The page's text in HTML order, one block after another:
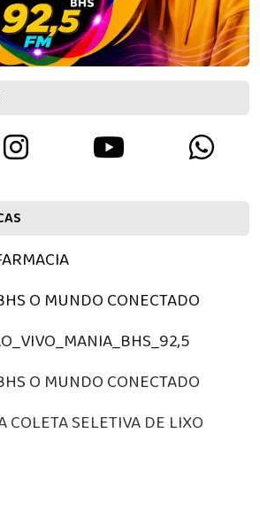
O MUNDO CONECTADO
O MUNDO CONECTADO
COLETA SELETIVA DE LIXO